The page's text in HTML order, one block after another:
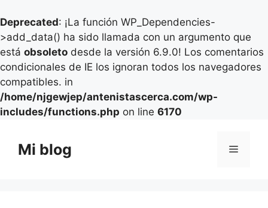
Deprecated: ¡La función WP_Dependencies-
>add_data() ha sido llamada con un argumento que
está obsoleto desde la versión 6.9.0! Los comentarios
condicionales de IE los ignoran todos los navegadores
compatibles. in
/home/njgewjep/antenistascerca.com/wp-
includes/functions.php on line 6170
contenido
Mi blog Menú